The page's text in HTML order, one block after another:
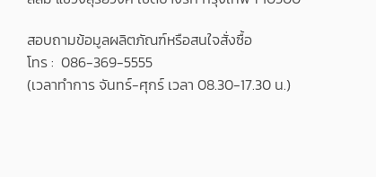
สอบถามข้อมูลผลิตภัณฑ์หรือสนใจสั่งซื้อ
โทร : 086-369-5555
(เวลาทำการ จันทร์-ศุกร์ เวลา 08.30-17.30 น.)